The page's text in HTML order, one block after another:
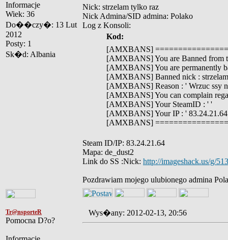
Informacje
Wiek: 36
Do��czy�: 13 Lut
2012
Posty: 1
Sk�d: Albania
Nick: strzelam tylko raz
Nick Admina/SID admina: Polako
Log z Konsoli:
Kod:
[AMXBANS]
[AMXBANS] You are Banned from
[AMXBANS] You are permanently
[AMXBANS] Banned nick :
[AMXBANS] Reason : ' Wrzuc ssy
[AMXBANS] You can complain
[AMXBANS] Your SteamID : ' '
[AMXBANS] Your IP : '
[AMXBANS]
Steam ID/IP: 83.24.21.64
Mapa: de_dust2
Link do SS :Nick: http://imageshack.us/g/
Pozdrawiam mojego ulubionego admina
Tr@nsporteR
Pomocna D?o?
Wys�any: 2012-02-13, 20:56